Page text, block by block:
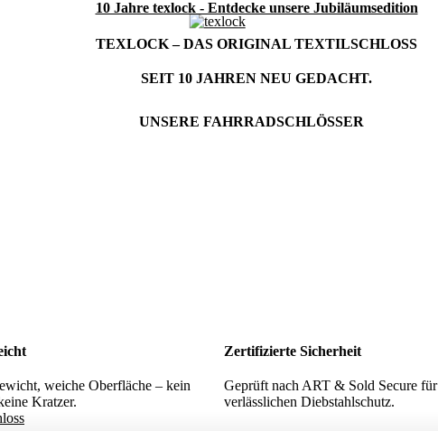
10 Jahre texlock - Entdecke unsere Jubiläumsedition
TEXLOCK – DAS ORIGINAL TEXTILSCHLOSS
SEIT 10 JAHREN NEU GEDACHT.
UNSERE FAHRRADSCHLÖSSER
weiche Oberfläche – kein
Kratzer.
Zertifizierte Sicherheit
Geprüft nach ART & Sold Secure für
verlässlichen Diebstahlschutz.